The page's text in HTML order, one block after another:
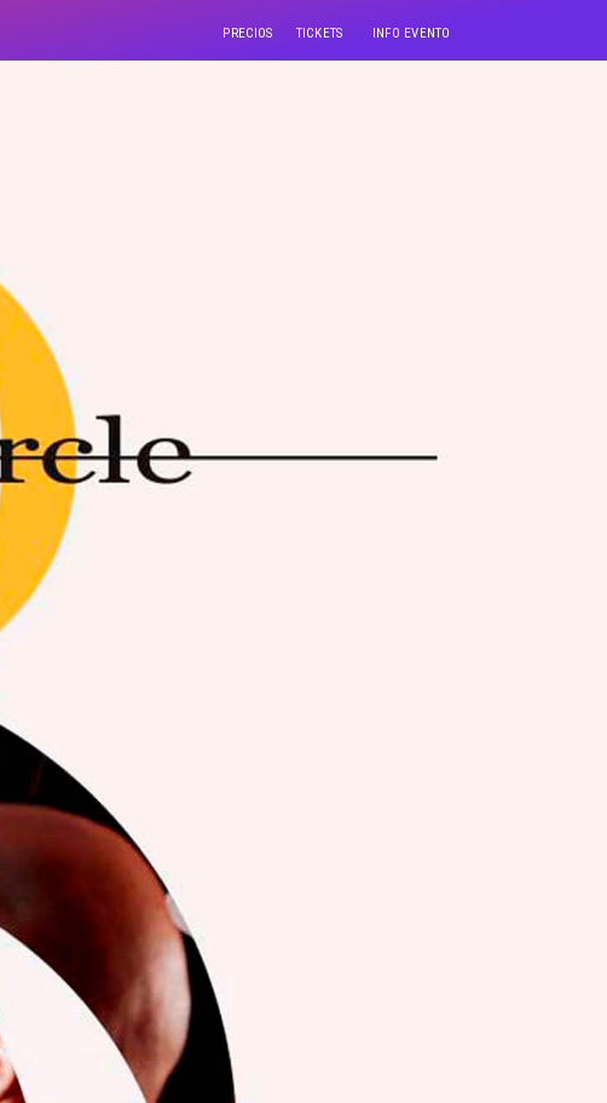
PRECIOS TICKETS INFO EVENTO